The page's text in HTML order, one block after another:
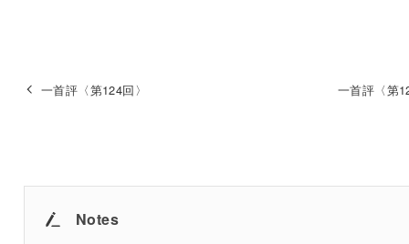
一首評〈第124回〉 一首評〈第
Notes